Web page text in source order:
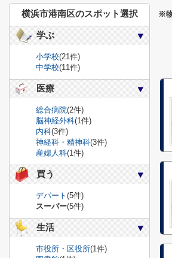
※
横浜市港南区のスポット選択
学ぶ
小学校(21件)
中学校(11件)
医療
総合病院(2件)
脳神経外科(1件)
内科(3件)
神経科・精神科(3件)
産婦人科(1件)
買う
デパート (5件)
スーパー(5件)
生活
市役所・区役所(1件)